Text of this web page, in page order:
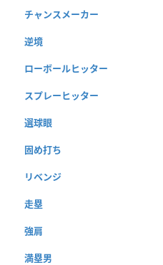
チャンスメーカー
逆境
ローボールヒッター
スプレーヒッター
選球眼
固め打ち
リベンジ
走塁
強肩
満塁男